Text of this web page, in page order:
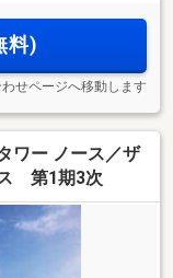
共用空間。
料)
せページへ移動します
ワー ノース／ザ
第1期3次